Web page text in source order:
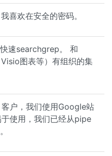
喜欢在安全的密码。
速searchgrep。 和
图表等）有组织的集
户，我们使用Google站
于使用，我们已经从pipe